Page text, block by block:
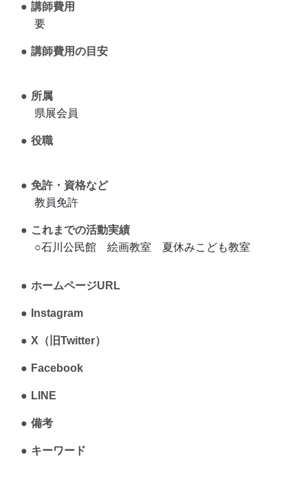
講師費用
要
講師費用の目安
所属
県展会員
役職
免許・資格など
教員免許
これまでの活動実績
○石川公民館 絵画教室 夏休みこども教室
ホームページURL
Instagram
X（旧Twitter）
Facebook
LINE
備考
キーワード